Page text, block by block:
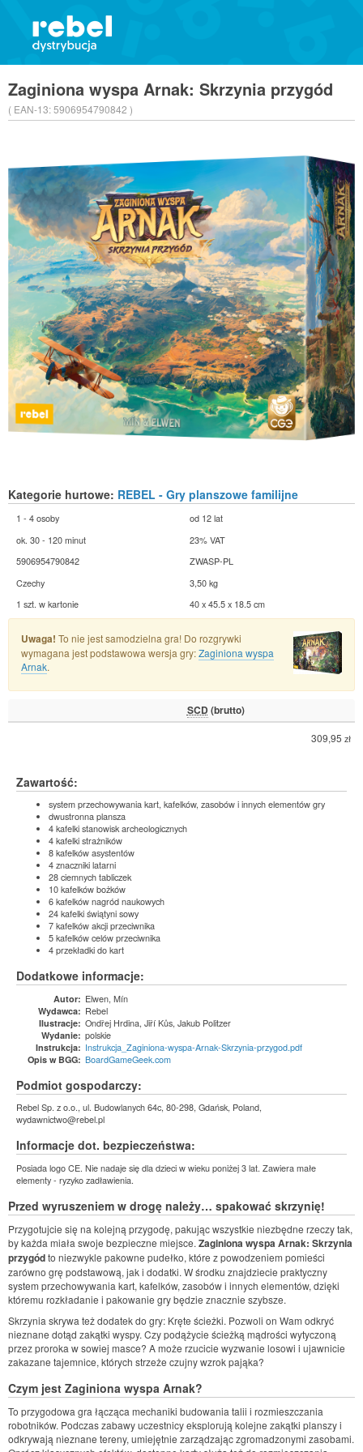
Zaginiona wyspa Arnak: Skrzynia przygód
( EAN-13:5906954790842 )
Kategorie hurtowe: REBEL - Gry planszowe familijne
1 - 4 osoby
od 12 lat
ok. 30 - 120 minut
23% VAT
5906954790842
ZWASP-PL
Czechy
3,50 kg
1 szt. w kartonie
40 x 45.5 x 18.5 cm
Uwaga! To nie jest samodzielna gra! Do rozgrywki
wymagana jest podstawowa wersja gry:Zaginiona wyspa
Arnak.
SCD (brutto)
309,95 zł
Zawartość:
system przechowywania kart, kafelków, zasobów i innych elementów gry
dwustronna plansza
4 kafelki stanowisk archeologicznych
4 kafelki strażników
8 kafelków asystentów
4 znaczniki latarni
28 ciemnych tabliczek
10 kafelków bożków
6 kafelków nagród naukowych
24 kafelki świątyni sowy
7 kafelków akcji przeciwnika
5 kafelków celów przeciwnika
4 przekładki do kart
Dodatkowe informacje:
Autor: Elwen, Mín
Wydawca: Rebel
Ilustracje: Ondřej Hrdina, Jiří Kůs, Jakub Politzer
Wydanie: polskie
Instrukcja: Instrukcja_Zaginiona-wyspa-Arnak-Skrzynia-przygod.pdf
Opis w BGG: BoardGameGeek.com
Podmiot gospodarczy:
Rebel Sp. z o.o., ul. Budowlanych 64c, 80-298, Gdańsk, Poland,
wydawnictwo@rebel.pl
Informacje dot. bezpieczeństwa:
Posiada logo CE. Nie nadaje się dla dzieci w wieku poniżej 3 lat. Zawiera małe
elementy - ryzyko zadławienia.
Przed wyruszeniem w drogę należy… spakować skrzynię!
Przygotujcie się na kolejną przygodę, pakując wszystkie niezbędne rzeczy tak,
by każda miała swoje bezpieczne miejsce. Zaginiona wyspa Arnak: Skrzynia
przygódto niezwykle pakowne pudełko, które z powodzeniem pomieści
zarówno grę podstawową, jak i dodatki. W środku znajdziecie praktyczny
system przechowywania kart, kafelków, zasobów i innych elementów, dzięki
któremu rozkładanie i pakowanie gry będzie znacznie szybsze.
Skrzynia skrywa też dodatek do gry: Kręte ścieżki. Pozwoli on Wam odkryć
nieznane dotąd zakątki wyspy. Czy podążycie ścieżką mądrości wytyczoną
przez proroka w sowiej masce? A może rzucicie wyzwanie losowi i ujawnicie
zakazane tajemnice, których strzeże czujny wzrok pająka?
Czym jest Zaginiona wyspa Arnak?
To przygodowa gra łącząca mechaniki budowania talii i rozmieszczania
robotników. Podczas zabawy uczestnicy eksplorują kolejne zakątki planszy i
odkrywają nieznane tereny, umiejętnie zarządzając zgromadzonymi zasobami.